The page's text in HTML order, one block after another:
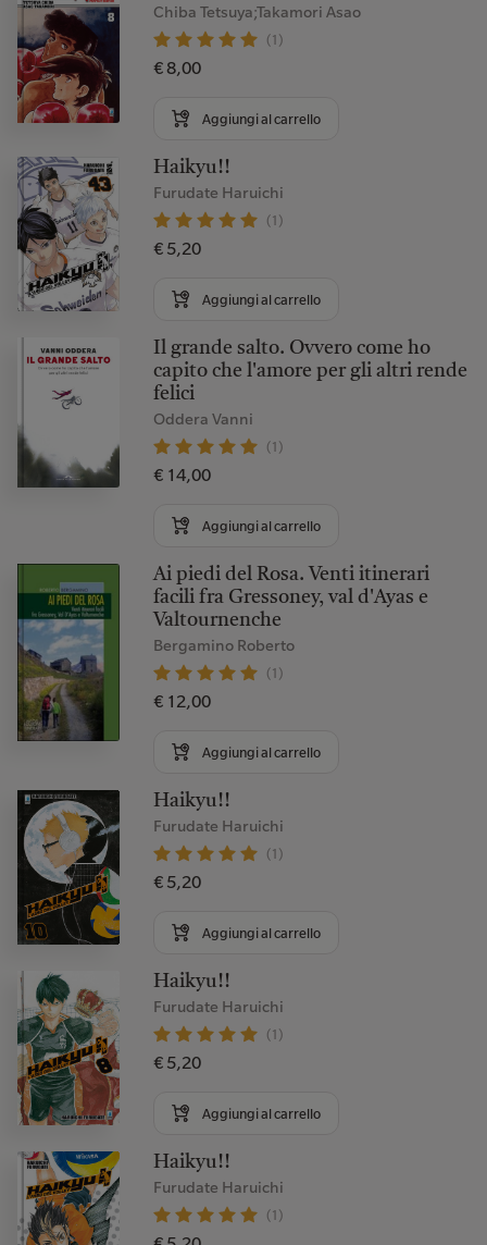
Chiba Tetsuya;Takamori Asao
(1)
€ 8,00
Aggiungi al carrello
Haikyu!!
Furudate Haruichi
(1)
€ 5,20
Aggiungi al carrello
Il grande salto. Ovvero come ho
capito che l'amore per gli altri rende
felici
Oddera Vanni
(1)
€ 14,00
Aggiungi al carrello
Ai piedi del Rosa. Venti itinerari
facili fra Gressoney, val d'Ayas e
Valtournenche
Bergamino Roberto
(1)
€ 12,00
Aggiungi al carrello
Haikyu!!
Furudate Haruichi
(1)
€ 5,20
Aggiungi al carrello
Haikyu!!
Furudate Haruichi
(1)
€ 5,20
Aggiungi al carrello
Haikyu!!
Furudate Haruichi
(1)